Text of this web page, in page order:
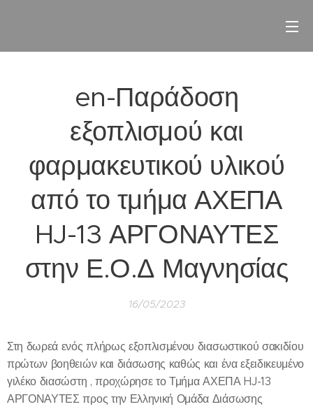
en-Παράδοση
εξοπλισμού και
φαρμακευτικού υλικού
από το τμήμα ΑΧΕΠΑ
HJ-13 ΑΡΓΟΝΑΥΤΕΣ
στην Ε.Ο.Δ Μαγνησίας
16/05/2023
Στη δωρεά ενός πλήρως εξοπλισμένου διασωστικού σακιδίου
πρώτων βοηθειών και διάσωσης καθώς και ένα εξειδικευμένο
γιλέκο διασώστη , προχώρησε το Τμήμα ΑΧΕΠΑ HJ-13
ΑΡΓΟΝΑΥΤΕΣ προς την Ελληνική Ομάδα Διάσωσης